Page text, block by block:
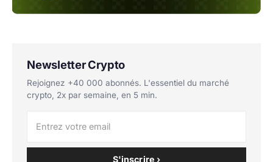
Newsletter Crypto
Rejoignez +40 000 abonnés. L'essentiel du marché
crypto, 2x par semaine, en 5 min.
S'inscrire ›